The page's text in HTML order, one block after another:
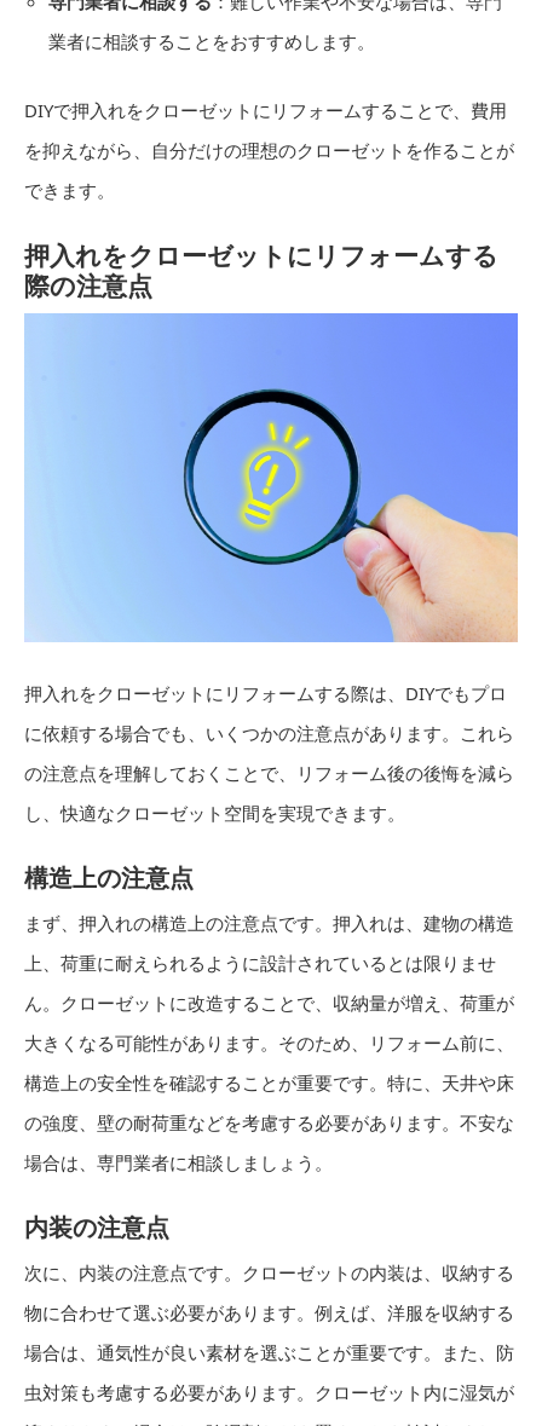
業者に相談することをおすすめします。
DIYで押入れをクローゼットにリフォームすることで、費用
を抑えながら、自分だけの理想のクローゼットを作ることが
できます。
押入れをクローゼットにリフォームする
際の注意点
押入れをクローゼットにリフォームする際は、DIYでもプロ
に依頼する場合でも、いくつかの注意点があります。これら
の注意点を理解しておくことで、リフォーム後の後悔を減ら
し、快適なクローゼット空間を実現できます。
構造上の注意点
まず、押入れの構造上の注意点です。押入れは、建物の構造
上、荷重に耐えられるように設計されているとは限りませ
ん。クローゼットに改造することで、収納量が増え、荷重が
大きくなる可能性があります。そのため、リフォーム前に、
構造上の安全性を確認することが重要です。特に、天井や床
の強度、壁の耐荷重などを考慮する必要があります。不安な
場合は、専門業者に相談しましょう。
内装の注意点
次に、内装の注意点です。クローゼットの内装は、収納する
物に合わせて選ぶ必要があります。例えば、洋服を収納する
場合は、通気性が良い素材を選ぶことが重要です。また、防
虫対策も考慮する必要があります。クローゼット内に湿気が